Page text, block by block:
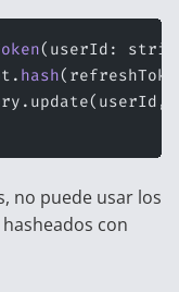
(userId:
hash
no puede usar los
con